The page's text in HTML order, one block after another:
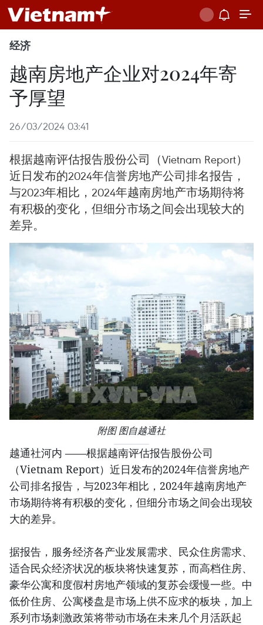
经济
越南房地产企业对2024年寄
予厚望
26/03/2024 03:41
根据越南评估报告股份公司（Vietnam Report）
近日发布的2024年信誉房地产公司排名报告，
与2023年相比，2024年越南房地产市场期待将
有积极的变化，但细分市场之间会出现较大的
差异。
附图 图自越通社
越通社河内 ——根据越南评估报告股份公司
（Vietnam Report）近日发布的2024年信誉房地产
公司排名报告，与2023年相比，2024年越南房地产
市场期待将有积极的变化，但细分市场之间会出现较
大的差异。
据报告，服务经济各产业发展需求、民众住房需求、
适合民众经济状况的板块将快速复苏，而高档住房、
豪华公寓和度假村房地产领域的复苏会缓慢一些。中
低价住房、公寓楼盘是市场上供不应求的板块，加上
系列市场刺激政策将带动市场在未来几个月活跃起